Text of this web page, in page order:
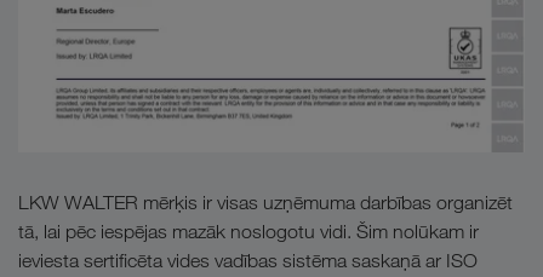
LKW WALTER mērķis ir visas uzņēmuma darbības organizēt
tā, lai pēc iespējas mazāk noslogotu vidi. Šim nolūkam ir
ieviesta sertificēta vides vadības sistēma saskaņā ar ISO